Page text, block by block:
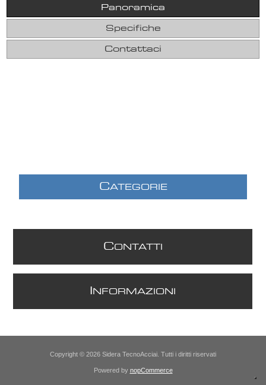
Panoramica
Specifiche
Contattaci
CATEGORIE
CONTATTI
NFORMAZIONI
Copyright © 2026 Sidera TecnoAcciai. Tutti i diritti riservati
Powered by nopCommerce